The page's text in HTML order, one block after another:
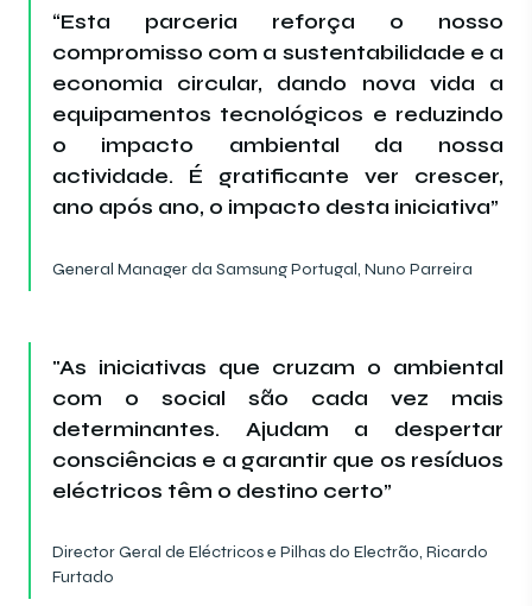
“Esta parceria reforça o nosso
compromisso com a sustentabilidade e a
economia circular, dando nova vida a
equipamentos tecnológicos e reduzindo
o impacto ambiental da nossa
actividade. É gratificante ver crescer,
ano após ano, o impacto desta iniciativa”
General Manager da Samsung Portugal, Nuno Parreira
"As iniciativas que cruzam o ambiental
com o social são cada vez mais
determinantes. Ajudam a despertar
consciências e a garantir que os resíduos
eléctricos têm o destino certo”
Director Geral de Eléctricos e Pilhas do Electrão, Ricardo
Furtado